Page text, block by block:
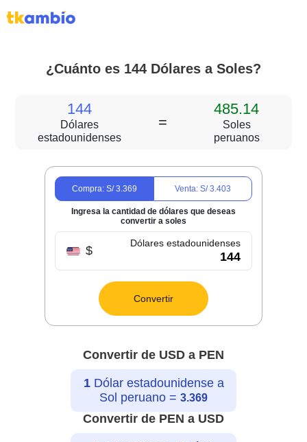
¿Cuánto es 144 Dólares a Soles?
144
Dólares
estadounidenses
=
485.14
Soles
peruanos
Compra: S/3.369 Venta: S/3.403
Ingresa la cantidad de dólares que deseas
convertir a soles
$
Dólares estadounidenses
Convertir
Convertir de USD a PEN
1Dólar estadounidense a
Sol peruano = 3.369
Convertir de PEN a USD